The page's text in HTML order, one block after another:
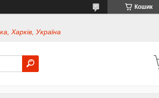
Кошик
Харків, Україна